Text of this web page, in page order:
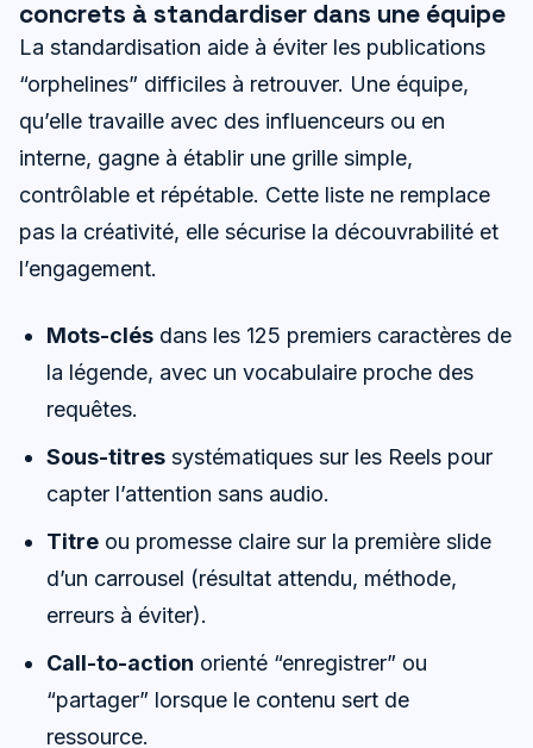
concrets à standardiser dans une équipe
La standardisation aide à éviter les publications
“orphelines” difficiles à retrouver. Une équipe,
qu’elle travaille avec des influenceurs ou en
interne, gagne à établir une grille simple,
contrôlable et répétable. Cette liste ne remplace
pas la créativité, elle sécurise la découvrabilité et
l’engagement.
Mots-clés dans les 125 premiers caractères de
la légende, avec un vocabulaire proche des
requêtes.
Sous-titres systématiques sur les Reels pour
capter l’attention sans audio.
Titre ou promesse claire sur la première slide
d’un carrousel (résultat attendu, méthode,
erreurs à éviter).
Call-to-action orienté “enregistrer” ou
“partager” lorsque le contenu sert de
ressource.